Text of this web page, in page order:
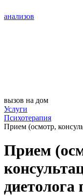
анализов
вызов на дом
Услуги
Психотерапия
Прием (осмотр,
Прием